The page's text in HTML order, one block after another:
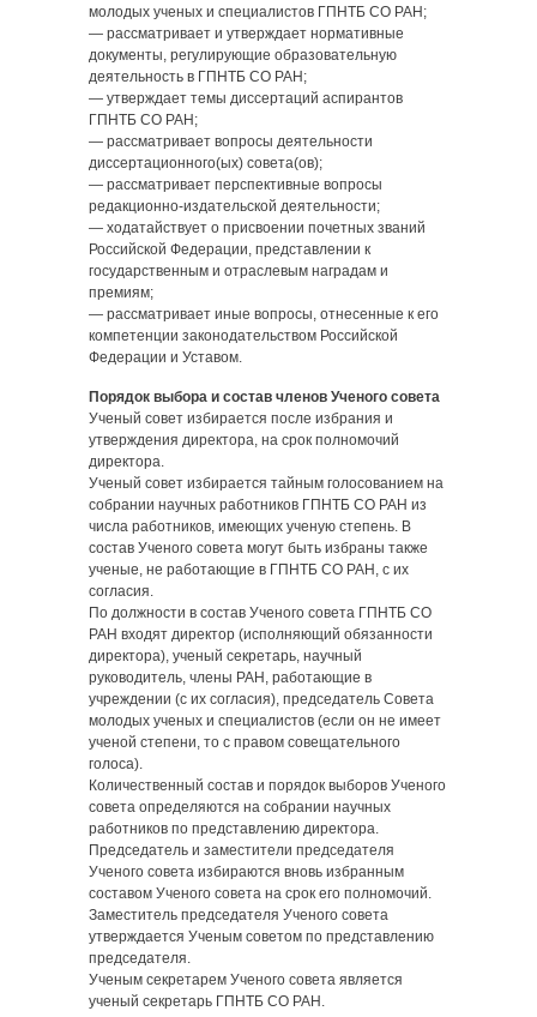
молодых ученых и специалистов ГПНТБ СО РАН;
— рассматривает и утверждает нормативные
документы, регулирующие образовательную
деятельность в ГПНТБ СО РАН;
— утверждает темы диссертаций аспирантов
ГПНТБ СО РАН;
— рассматривает вопросы деятельности
диссертационного(ых) совета(ов);
— рассматривает перспективные вопросы
редакционно-издательской деятельности;
— ходатайствует о присвоении почетных званий
Российской Федерации, представлении к
государственным и отраслевым наградам и
премиям;
— рассматривает иные вопросы, отнесенные к его
компетенции законодательством Российской
Федерации и Уставом.
Порядок выбора и состав членов Ученого совета
Ученый совет избирается после избрания и
утверждения директора, на срок полномочий
директора.
Ученый совет избирается тайным голосованием на
собрании научных работников ГПНТБ СО РАН из
числа работников, имеющих ученую степень. В
состав Ученого совета могут быть избраны также
ученые, не работающие в ГПНТБ СО РАН, с их
согласия.
По должности в состав Ученого совета ГПНТБ СО
РАН входят директор (исполняющий обязанности
директора), ученый секретарь, научный
руководитель, члены РАН, работающие в
учреждении (с их согласия), председатель Совета
молодых ученых и специалистов (если он не имеет
ученой степени, то с правом совещательного
голоса).
Количественный состав и порядок выборов Ученого
совета определяются на собрании научных
работников по представлению директора.
Председатель и заместители председателя
Ученого совета избираются вновь избранным
составом Ученого совета на срок его полномочий.
Заместитель председателя Ученого совета
утверждается Ученым советом по представлению
председателя.
Ученым секретарем Ученого совета является
ученый секретарь ГПНТБ СО РАН.